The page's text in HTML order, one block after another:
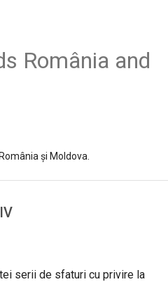
România and
și Moldova.
serii de sfaturi cu privire la